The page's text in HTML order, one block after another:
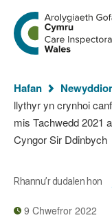
Chwiliad
allweddeiriau
cyflawn
Chwilio
Ewch
i
hafan
Arolygiaeth
Cymru
Rydych
chi
yma:
Hafan
llythyr yn crynhoi
mis Tachwedd 2021
Cyngor Sir Ddinbych
Rhannu’r dudalen hon
9 Chwefror 2022